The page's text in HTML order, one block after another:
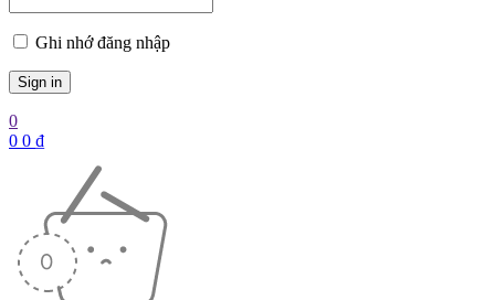
Ghi nhớ đăng nhập
0
0 0 ₫